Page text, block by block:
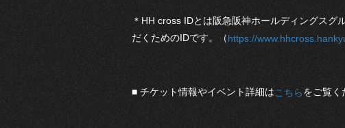
＊HH cross IDとは阪急阪神ホールディングス
だくためのIDです。（https://
■ チケット情報やイベント詳細はこちらをご覧く